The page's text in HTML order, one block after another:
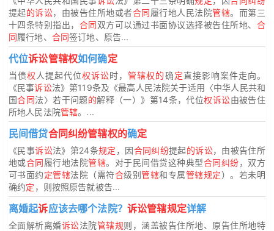
提起的诉讼，由被告住所地或者合同履行地人民法院管辖。而第三
十四条特别指出， 合同双方可以通过书面协议选择被告住所地、 合
同履行地、 合同签订地、原告...
代位诉讼管辖权如何确定
当债权 人提起代位权诉讼时，管辖权的确定直接影响案件走向。
《民事诉讼法》第119条及《最高人民法院关于适用〈中华人民共和
国合同法〉若干问题的解释（一）》第14条，代位权诉讼由被告住
所地人民法院管辖。...
民间借贷合同纠纷管辖权的确定
《民事诉讼法》第24条规定 ，因合同纠纷提起的诉讼，由被告住所
地或合同履行地法院管辖。对于民间借贷这种典型合同纠纷，双方
可书面约定管辖法院（需符合级别管辖和专属管辖规定）。若未明
确约定 ，则按照原告就被告...
离婚起诉应该去哪个法院？ 诉讼管辖规定详解
全面解析离婚诉讼法院管辖规则，涵盖被告住所地、原告住所地特